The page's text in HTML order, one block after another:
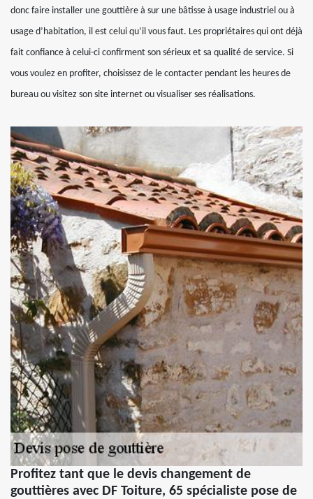
donc faire installer une gouttière à sur une bâtisse à usage industriel ou à
usage d’habitation, il est celui qu’il vous faut. Les propriétaires qui ont déjà
fait confiance à celui-ci confirment son sérieux et sa qualité de service. Si
vous voulez en profiter, choisissez de le contacter pendant les heures de
bureau ou visitez son site internet ou visualiser ses réalisations.
Profitez tant que le devis changement de
gouttières avec DF Toiture, 65 spécialiste pose de